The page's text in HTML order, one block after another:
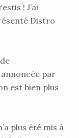
! J’ai
Distro
par
est bien plus
plus été mis à